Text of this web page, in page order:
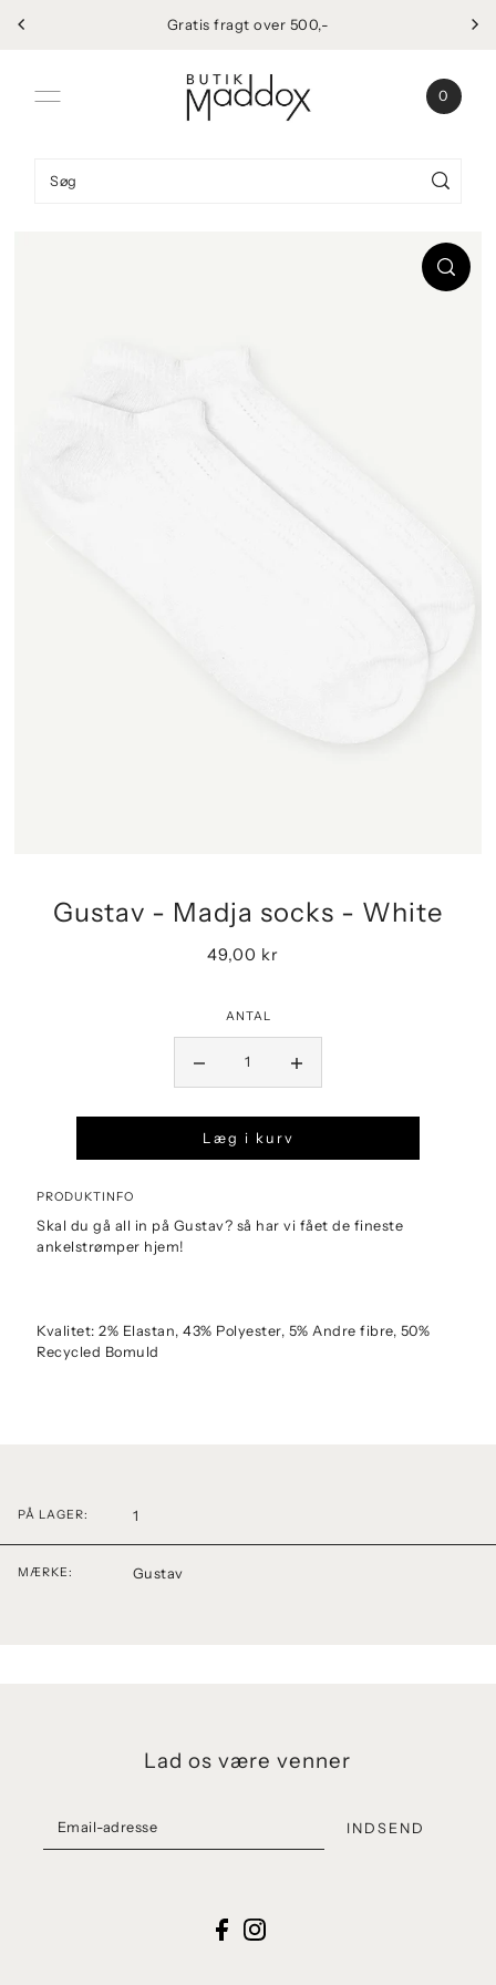
Spring til indholdGratis fragt over 500,-
0
Gustav - Madja socks - White
49,00 kr
ANTAL
Læg i kurv
PRODUKTINFO
Skal du gå all in på Gustav? så har vi fået de fineste
ankelstrømper hjem!
Kvalitet:2% Elastan, 43% Polyester, 5% Andre fibre, 50%
Recycled Bomuld
PÅ LAGER: 1
MÆRKE: Gustav
Lad os være venner
INDSEND